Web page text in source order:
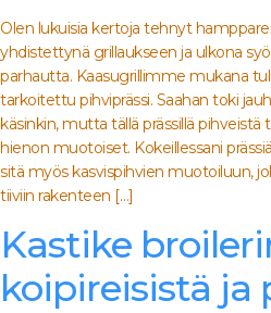
Olen lukuisia kertoja tehnyt
yhdistettynä grillaukseen ja ulkona
parhautta. Kaasugrillimme mukana
tarkoitettu pihviprässi. Saahan toki
käsinkin, mutta tällä prässillä
hienon muotoiset. Kokeillessani
sitä myös kasvispihvien muotoiluun,
tiiviin rakenteen […]
Kastike
koipireisistä ja